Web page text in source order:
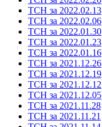
ТСН за 2022.02.13
ТСН за 2022.02.06
ТСН за 2022.01.30
ТСН за 2022.01.23
ТСН за 2022.01.16
ТСН за 2021.12.26
ТСН за 2021.12.19
ТСН за 2021.12.12
ТСН за 2021.12.05
ТСН за 2021.11.28
ТСН за 2021.11.21